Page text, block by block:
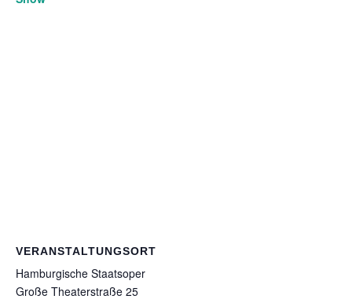
VERANSTALTUNGSORT
Hamburgische Staatsoper
Große Theaterstraße 25